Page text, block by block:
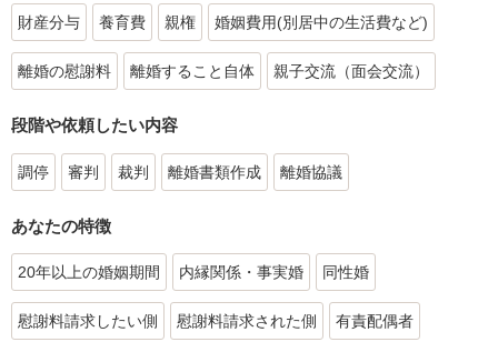
財産分与 養育費 親権 婚姻費用(別居中の生活費など)
離婚の慰謝料 離婚すること自体 親子交流（面会交流）
段階や依頼したい内容
調停 審判 裁判 離婚書類作成 離婚協議
あなたの特徴
20年以上の婚姻期間 内縁関係・事実婚 同性婚
慰謝料請求したい側 慰謝料請求された側 有責配偶者